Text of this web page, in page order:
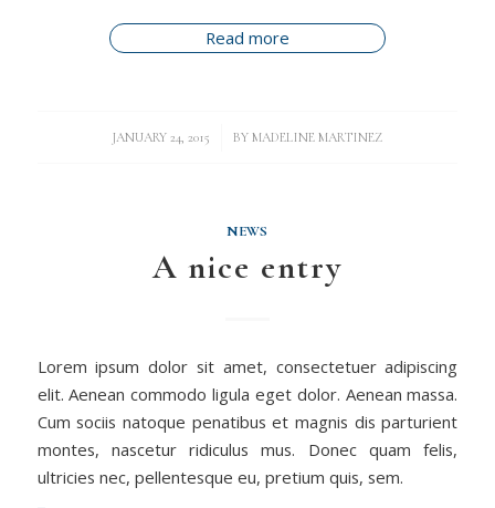
Read more
JANUARY 24, 2015
/ BYMADELINE MARTINEZ
NEWS
A nice entry
Lorem ipsum dolor sit amet, consectetuer adipiscing
elit. Aenean commodo ligula eget dolor. Aenean massa.
Cum sociis natoque penatibus et magnis dis parturient
montes, nascetur ridiculus mus. Donec quam felis,
ultricies nec, pellentesque eu, pretium quis, sem.